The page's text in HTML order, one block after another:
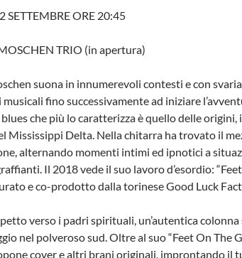
SETTEMBRE ORE 20:45
TRIO (in apertura)
suona in innumerevoli contesti e con
fino successivamente ad iniziare
che più lo caratterizza è quello delle origini,
Mississippi Delta. Nella chitarra ha trovato il
alternando momenti intimi ed ipnotici a
Il 2018 vede il suo lavoro d’esordio:
e co-prodotto dalla torinese Good Luck
verso i padri spirituali, un’autentica colonna
nel polveroso sud. Oltre al suo “Feet On The
cover e altri brani originali, improntando il